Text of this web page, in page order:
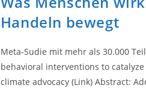
Handeln bewegt
Meta-Sudie mit mehr als 30.000
behavioral interventions to
climate advocacy (Link) Abstract: